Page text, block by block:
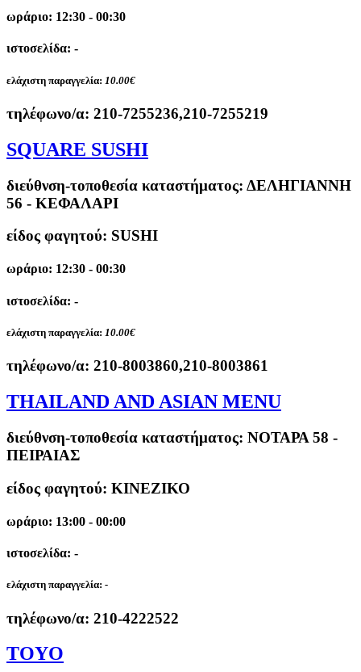
ωράριο: 12:30 - 00:30
ιστοσελίδα: -
ελάχιστη παραγγελία: 10.00€
τηλέφωνο/α: 210-7255236,210-7255219
SQUARE SUSHI
διεύθνση-τοποθεσία καταστήματος: ΔΕΛΗΓΙΑΝΝΗ
56 - ΚΕΦΑΛΑΡΙ
είδος φαγητού: SUSHI
ωράριο: 12:30 - 00:30
ιστοσελίδα: -
ελάχιστη παραγγελία: 10.00€
τηλέφωνο/α: 210-8003860,210-8003861
THAILAND AND ASIAN MENU
διεύθνση-τοποθεσία καταστήματος: ΝΟΤΑΡΑ 58 -
ΠΕΙΡΑΙΑΣ
είδος φαγητού: ΚΙΝΕΖΙΚΟ
ωράριο: 13:00 - 00:00
ιστοσελίδα: -
ελάχιστη παραγγελία: -
τηλέφωνο/α: 210-4222522
TOYO